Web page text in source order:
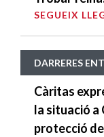
SEGUEIX
DARRERES
Càritas
la situació a
protecció